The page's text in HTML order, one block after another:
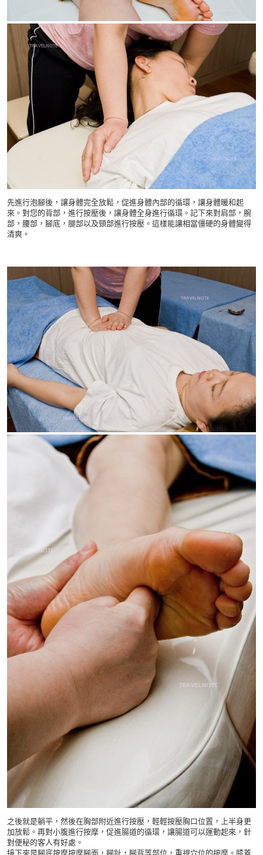
先進行泡腳後，讓身體完全放鬆，促進身體內部的循環，讓身體暖和起
來。對您的背部，進行按壓後，讓身體全身進行循環。記下來對肩部，腕
部，腰部，腳底，腿部以及頸部進行按壓。這樣能讓相當僵硬的身體變得
清爽。
之後就是躺平，然後在胸部附近進行按壓，輕輕按壓胸口位置，上半身更
加放鬆。再對小腹進行按摩，促進腸道的循環，讓腸道可以運動起來，針
對便秘的客人有好處。
接下來是腳底按摩按摩腳面，腳趾，腳背等部位，重視穴位的按摩。膝蓋